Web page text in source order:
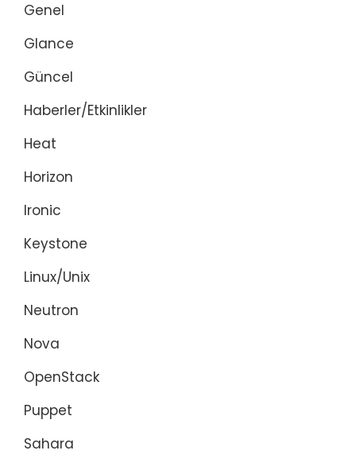
Genel
Glance
Güncel
Haberler/Etkinlikler
Heat
Horizon
Ironic
Keystone
Linux/Unix
Neutron
Nova
OpenStack
Puppet
Sahara